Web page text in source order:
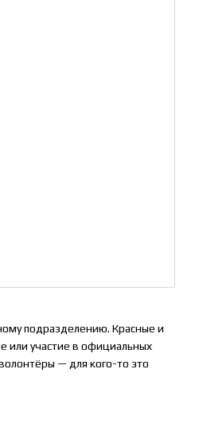
подразделению. Красные и
или участие в официальных
— для кого-то это